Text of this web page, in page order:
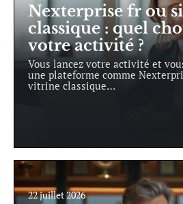
Nexterprise fr ou
classique : quel
votre activité ?
Vous lancez votre activité et
une plateforme comme
vitrine classique…
22 juillet 2026